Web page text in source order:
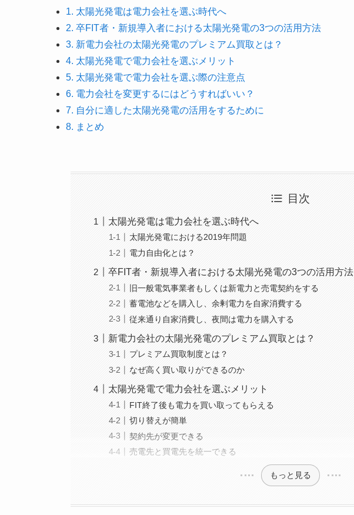
1. 太陽光発電は電力会社を選ぶ時代へ
2. 卒FIT者・新規導入者における太陽光発電の3つの活用方法
3. 新電力会社の太陽光発電のプレミアム買取とは？
4. 太陽光発電で電力会社を選ぶメリット
5. 太陽光発電で電力会社を選ぶ際の注意点
6. 電力会社を変更するにはどうすればいい？
7. 自分に適した太陽光発電の活用をするために
8. まとめ
目次
太陽光発電は電力会社を選ぶ時代へ
太陽光発電における2019年問題
電力自由化とは？
卒FIT者・新規導入者における太陽光発電の3つの活用方法
旧一般電気事業者もしくは新電力と売電契約をする
蓄電池などを購入し、余剰電力を自家消費する
従来通り自家消費し、夜間は電力を購入する
新電力会社の太陽光発電のプレミアム買取とは？
プレミアム買取制度とは？
なぜ高く買い取りができるのか
太陽光発電で電力会社を選ぶメリット
FIT終了後も電力を買い取ってもらえる
切り替えが簡単
契約先が変更できる
売電先と買電先を統一できる
もっと見る